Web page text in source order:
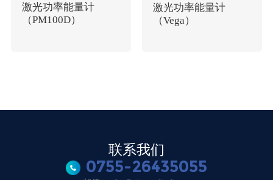
激光功率能量计
（PM100D）
激光功率能量计
（Vega）
联系我们
0755-26435055